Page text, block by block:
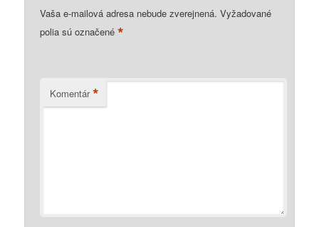
Vaša e-mailová adresa nebude zverejnená. Vyžadované
polia sú označené*
Komentár *